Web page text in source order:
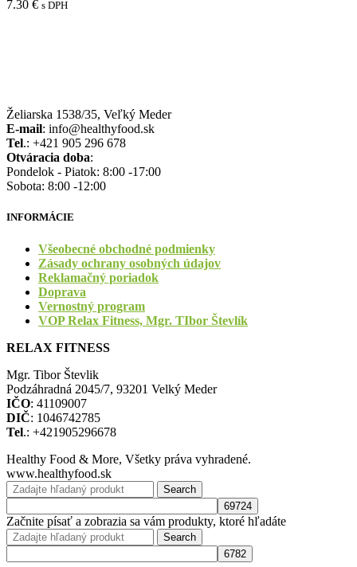
7.30 € s DPH
Želiarska 1538/35, Veľký Meder
E-mail: info@healthyfood.sk
Tel.: +421 905 296 678
Otváracia doba:
Pondelok - Piatok: 8:00 -17:00
Sobota: 8:00 -12:00
INFORMÁCIE
Všeobecné obchodné podmienky
Zásady ochrany osobných údajov
Reklamačný poriadok
Doprava
Vernostný program
VOP Relax Fitness, Mgr. TIbor Števlík
RELAX FITNESS
Mgr. Tibor Števlik
Podzáhradná 2045/7, 93201 Velký Meder
IČO: 41109007
DIČ: 1046742785
Tel.: +421905296678
Healthy Food & More, Všetky práva vyhradené.
www.healthyfood.sk
Search
Začnite písať a zobrazia sa vám produkty, ktoré hľadáte
Search